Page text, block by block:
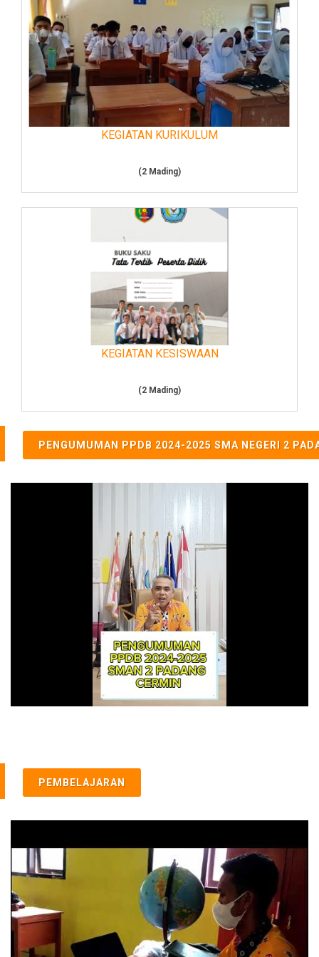
KEGIATAN KURIKULUM
(2 Mading)
KEGIATAN KESISWAAN
(2 Mading)
PENGUMUMAN PPDB 2024-2025 SMA NEGERI 2
PEMBELAJARAN